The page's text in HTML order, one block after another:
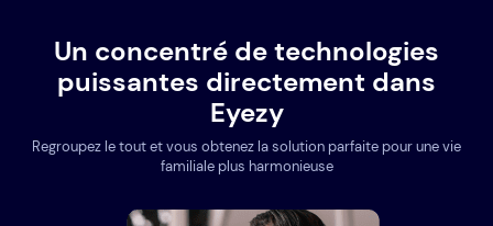
Un concentré de technologies
puissantes directement dans
Eyezy
Regroupez le tout et vous obtenez la solution parfaite pour une vie
familiale plus harmonieuse